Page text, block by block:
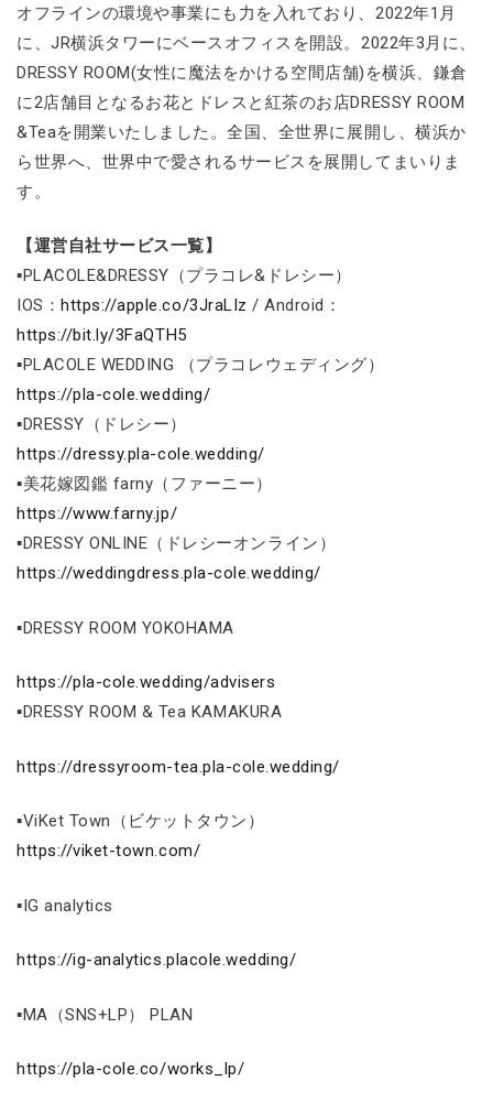
オフラインの環境や事業にも力を入れており、2022年1月
に、JR横浜タワーにベースオフィスを開設。2022年3月に、
DRESSY ROOM(女性に魔法をかける空間店舗)を横浜、鎌倉
に2店舗目となるお花とドレスと紅茶のお店DRESSY ROOM
&Teaを開業いたしました。全国、全世界に展開し、横浜か
ら世界へ、世界中で愛されるサービスを展開してまいりま
す。
【運営自社サービス一覧】
▪PLACOLE&DRESSY（プラコレ&ドレシー）
IOS：https://apple.co/3JraLIz / Android：
https://bit.ly/3FaQTH5
▪PLACOLE WEDDING （プラコレウェディング）
https://pla-cole.wedding/
▪DRESSY（ドレシー）
https://dressy.pla-cole.wedding/
▪美花嫁図鑑 farny（ファーニー）
https://www.farny.jp/
▪DRESSY ONLINE（ドレシーオンライン）
https://weddingdress.pla-cole.wedding/
▪DRESSY ROOM YOKOHAMA
https://pla-cole.wedding/advisers
▪DRESSY ROOM & Tea KAMAKURA
https://dressyroom-tea.pla-cole.wedding/
▪ViKet Town（ビケットタウン）
https://viket-town.com/
▪IG analytics
https://ig-analytics.placole.wedding/
▪MA（SNS+LP） PLAN
https://pla-cole.co/works_lp/